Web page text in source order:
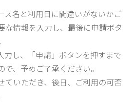
ス名と利用日に間違いがないかご
な情報を入力し、最後に申請ボタ
し、「申請」ボタンを押すまで
、予めご了承ください。
ていただき、後日、ご利用の可否